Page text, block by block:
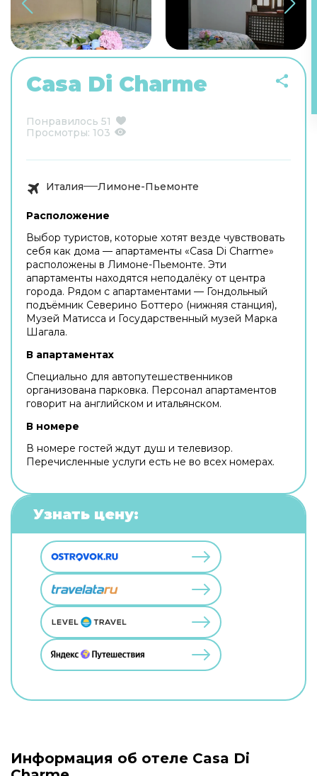
Casa Di Charme
Понравилось 51
Просмотры: 103
Италия Лимоне-Пьемонте
Расположение
Выбор туристов, которые хотят везде чувствовать
себя как дома — апартаменты «Casa Di Charme»
расположены в Лимоне-Пьемонте. Эти
апартаменты находятся неподалёку от центра
города. Рядом с апартаментами — Гондольный
подъёмник Северино Боттеро (нижняя станция),
Музей Матисса и Государственный музей Марка
Шагала.
В апартаментах
Специально для автопутешественников
организована парковка. Персонал апартаментов
говорит на английском и итальянском.
В номере
В номере гостей ждут душ и телевизор.
Перечисленные услуги есть не во всех номерах.
Узнать цену:
Информация об отеле Casa Di